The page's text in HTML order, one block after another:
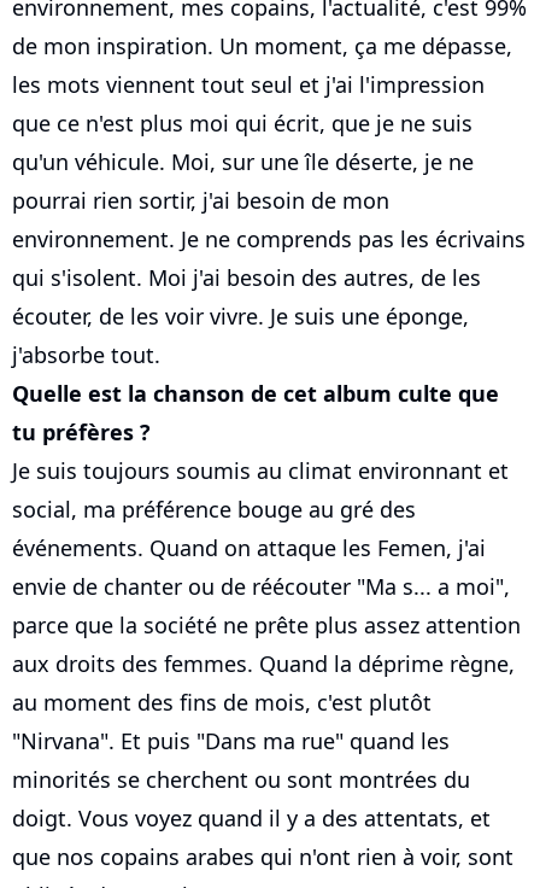
environnement, mes copains, l'actualité, c'est 99%
de mon inspiration. Un moment, ça me dépasse,
les mots viennent tout seul et j'ai l'impression
que ce n'est plus moi qui écrit, que je ne suis
qu'un véhicule. Moi, sur une île déserte, je ne
pourrai rien sortir, j'ai besoin de mon
environnement. Je ne comprends pas les écrivains
qui s'isolent. Moi j'ai besoin des autres, de les
écouter, de les voir vivre. Je suis une éponge,
j'absorbe tout.
Quelle est la chanson de cet album culte que
tu préfères ?
Je suis toujours soumis au climat environnant et
social, ma préférence bouge au gré des
événements. Quand on attaque les Femen, j'ai
envie de chanter ou de réécouter "Ma s... a moi",
parce que la société ne prête plus assez attention
aux droits des femmes. Quand la déprime règne,
au moment des fins de mois, c'est plutôt
"Nirvana". Et puis "Dans ma rue" quand les
minorités se cherchent ou sont montrées du
doigt. Vous voyez quand il y a des attentats, et
que nos copains arabes qui n'ont rien à voir, sont